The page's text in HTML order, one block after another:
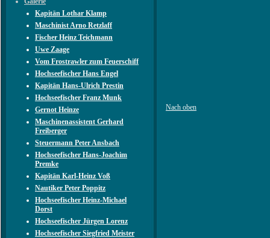
Kapitän Lothar Klamp
Maschinist Arno Retzlaff
Fischer Heinz Teichmann
Uwe Zaage
Vom Frostrawler zum Feuerschiff
Hochseefischer Hans Engel
Kapitän Hans-Ulrich Prestin
Hochseefischer Franz Munk
Gernot Heinze
Maschinenassistent Gerhard
Freiberger
Steuermann Peter Ansbach
Hochseefischer Hans-Joachim
Premke
Kapitän Karl-Heinz Voß
Nautiker Peter Poppitz
Hochseefischer Heinz-Michael
Dorst
Hochseefischer Jürgen Lorenz
Hochseefischer Siegfried Meister
Nach oben